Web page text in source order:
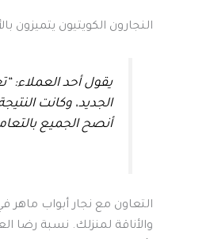
النجارون الكويتيون يتميزون بالأمانة والجودة في
يقول أحد العملاء:
الجديد، وكانت
أنصح الجميع
التعاون مع نجار أبواب
والأناقة لمنزلك. نسبة رضا العملاء تصل